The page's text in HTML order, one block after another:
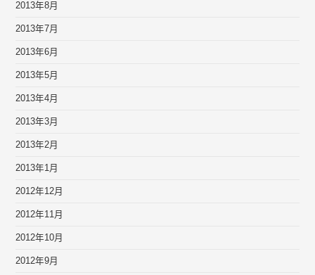
2013年8月
2013年7月
2013年6月
2013年5月
2013年4月
2013年3月
2013年2月
2013年1月
2012年12月
2012年11月
2012年10月
2012年9月